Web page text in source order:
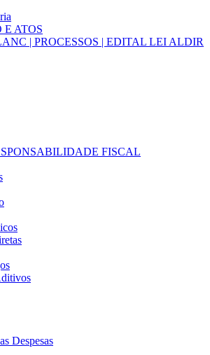
ATOS
| PROCESSOS | EDITAL LEI ALDIR
FISCAL
Despesas